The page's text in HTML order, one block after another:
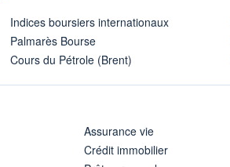
Indices boursiers internationaux
Palmarès Bourse
Cours du Pétrole (Brent)
Assurance vie
Crédit immobilier